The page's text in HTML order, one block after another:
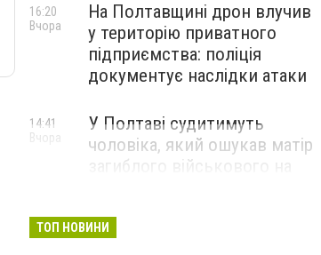
На Полтавщині дрон влучив
у територію приватного
підприємства: поліція
документує наслідки атаки
16:20
Вчора
У Полтаві судитимуть
чоловіка, який ошукав матір
загиблого військового на
14:41
Вчора
ТОП НОВИНИ